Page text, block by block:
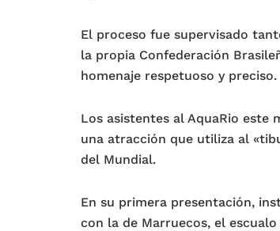
El proceso fue supervisado
la propia Confederación
homenaje respetuoso y preciso.
Los asistentes al AquaRio
una atracción que utiliza al
del Mundial.
En su primera presentación,
con la de Marruecos, el